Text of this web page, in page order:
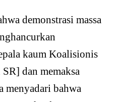
demonstrasi massa
kaum Koalisionis
dan memaksa
menyadari bahwa